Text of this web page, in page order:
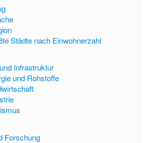
Städte nach Einwohnerzahl
Infrastruktur
und Rohstoffe
Forschung